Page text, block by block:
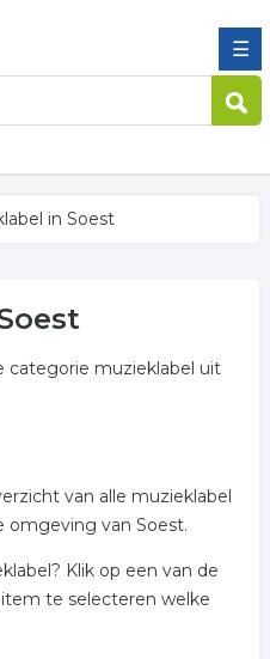
☰
in Soest
categorie muzieklabel uit
van alle muzieklabel
omgeving van Soest.
Klik op een van de
te selecteren welke